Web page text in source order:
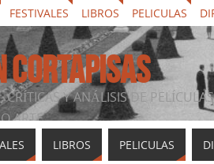
FESTIVALES LIBROS PELICULAS
CORTAPISAS
Y ANÁLISIS DE
ARTE
LIBROS PELICULAS